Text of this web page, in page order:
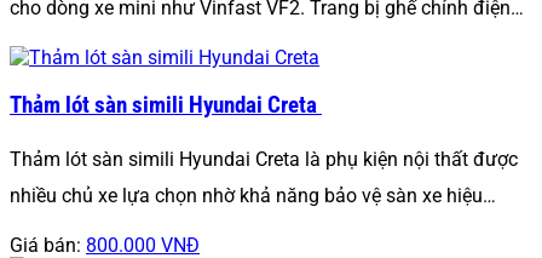
cho dòng xe mini như Vinfast VF2. Trang bị ghế chỉnh điện…
Thảm lót sàn simili Hyundai Creta
Thảm lót sàn simili Hyundai Creta là phụ kiện nội thất được
nhiều chủ xe lựa chọn nhờ khả năng bảo vệ sàn xe hiệu…
Giá bán: 800.000 VNĐ